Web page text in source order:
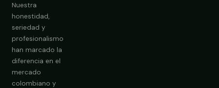
Nuestra
honestidad,
seriedad y
profesionalismo
han marcado la
diferencia en el
mercado
colombiano y